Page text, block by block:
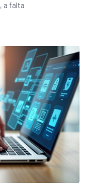
a falta